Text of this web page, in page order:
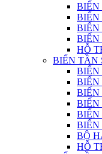
BIẾN
BIẾN
BIẾN
BIẾN
HỖ
BIẾN TẦN
BIẾN
BIẾN
BIẾN
BIẾN
BIẾN
BIẾN
BỘ
HỖ